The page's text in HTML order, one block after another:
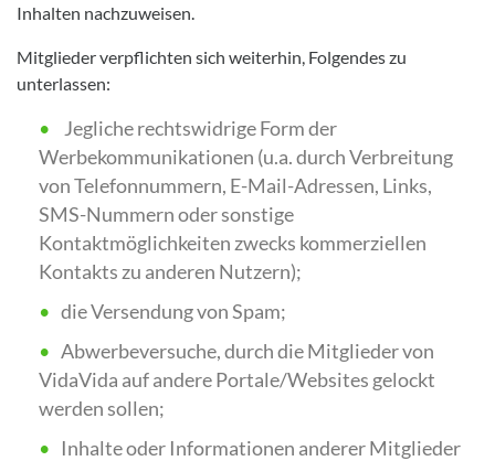
Inhalten nachzuweisen.
Mitglieder verpflichten sich weiterhin, Folgendes zu
unterlassen:
Jegliche rechtswidrige Form der
Werbekommunikationen (u.a. durch Verbreitung
von Telefonnummern, E-Mail-Adressen, Links,
SMS-Nummern oder sonstige
Kontaktmöglichkeiten zwecks kommerziellen
Kontakts zu anderen Nutzern);
die Versendung von Spam;
Abwerbeversuche, durch die Mitglieder von
VidaVida auf andere Portale/Websites gelockt
werden sollen;
Inhalte oder Informationen anderer Mitglieder